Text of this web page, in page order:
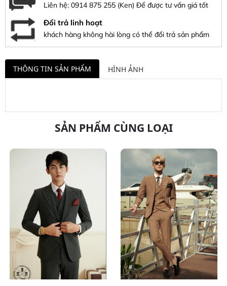
Liên hệ: 0914 875 255 (Ken) Để được tư vấn giá tốt
Đổi trả linh hoạt
khách hàng không hài lòng có thể đổi trả sản phẩm
THÔNG TIN SẢN PHẨM HÌNH ẢNH
SẢN PHẨM CÙNG LOẠI